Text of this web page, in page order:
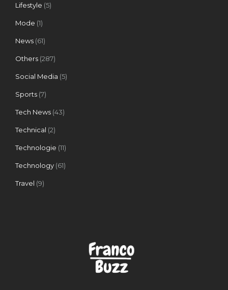
Lifestyle (5)
Mode (1)
News (61)
Others (287)
Social Media (5)
Sports (7)
Tech News (43)
Technical (2)
Technologie (11)
Technology (61)
Travel (9)